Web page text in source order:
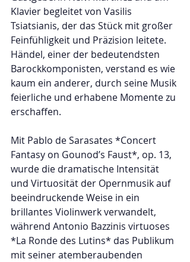
Klavier begleitet von Vasilis
Tsiatsianis, der das Stück mit großer
Feinfühligkeit und Präzision leitete.
Händel, einer der bedeutendsten
Barockkomponisten, verstand es wie
kaum ein anderer, durch seine Musik
feierliche und erhabene Momente zu
erschaffen.
Mit Pablo de Sarasates *Concert
Fantasy on Gounod’s Faust*, op. 13,
wurde die dramatische Intensität
und Virtuosität der Opernmusik auf
beeindruckende Weise in ein
brillantes Violinwerk verwandelt,
während Antonio Bazzinis virtuoses
*La Ronde des Lutins* das Publikum
mit seiner atemberaubenden